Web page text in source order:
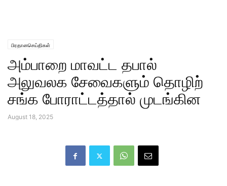
பிரதானசெய்திகள்
அம்பாறை மாவட்ட தபால்
அலுவலக சேவைகளும் தொழிற்
சங்க போராட்டத்தால் முடங்கின
August 18, 2025